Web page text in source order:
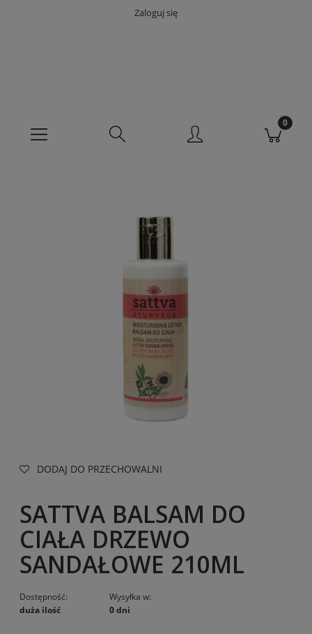
Zaloguj się
DODAJ DO PRZECHOWALNI
SATTVA BALSAM DO
CIAŁA DRZEWO
SANDAŁOWE 210ML
Dostępność:
duża ilość
Wysyłka w:
0 dni